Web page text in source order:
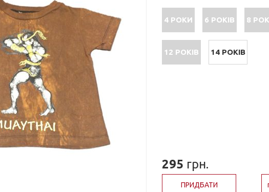
4 РОКИ 6 РОКІВ 8
12 РОКІВ 14 РОКІВ
295 грн.
ПРИДБАТИ